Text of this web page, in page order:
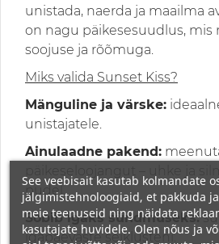
unistada, naerda ja maailma
on nagu päikesesuudlus, mis
soojuse ja rõõmuga.
Miks valida Sunset Kiss?
Mänguline ja värske:
unistajatele.
Ainulaadne pakend:
pudel.
Sobib igaks sündmuseks:
igapäevaste seiklusteni.
See veebisait kasutab kolmandate
jälgimistehnoloogiaid, et pakkuda
meie teenuseid ning näidata
kasutajate huvidele. Olen nõus ja